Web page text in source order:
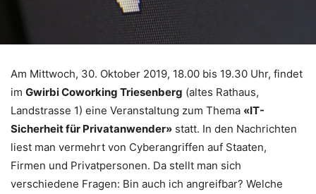
Am Mittwoch, 30. Oktober 2019, 18.00 bis 19.30 Uhr, findet
im Gwirbi Coworking Triesenberg (altes Rathaus,
Landstrasse 1) eine Veranstaltung zum Thema «IT-
Sicherheit für Privatanwender» statt. In den Nachrichten
liest man vermehrt von Cyberangriffen auf Staaten,
Firmen und Privatpersonen. Da stellt man sich
verschiedene Fragen: Bin auch ich angreifbar? Welche